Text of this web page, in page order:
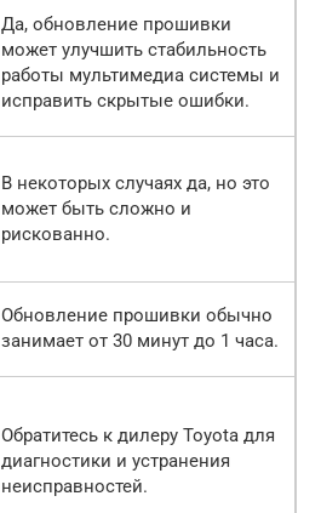
Да, обновление прошивки
может улучшить стабильность
работы мультимедиа системы и
исправить скрытые ошибки.
В некоторых случаях да, но это
может быть сложно и
рискованно.
Обновление прошивки обычно
занимает от 30 минут до 1 часа.
Обратитесь к дилеру Toyota для
диагностики и устранения
неисправностей.